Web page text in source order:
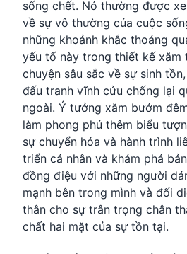
sống chết. Nó thường được
về sự vô thường của cuộc
những khoảnh khắc thoáng
yếu tố này trong thiết kế xăm
chuyện sâu sắc về sự sinh
đấu tranh vĩnh cửu chống lại
ngoài. Ý tưởng xăm bướm
làm phong phú thêm biểu
sự chuyển hóa và hành trình
triển cá nhân và khám phá
đồng điệu với những người
mạnh bên trong mình và đối
thân cho sự trân trọng chân
chất hai mặt của sự tồn tại.